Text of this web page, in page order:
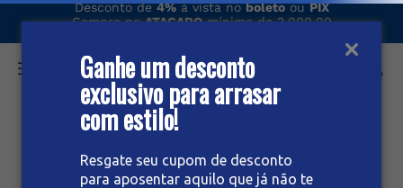
Ganhe um desconto
exclusivo para arrasar
com estilo!
Resgate seu cupom de desconto
para aposentar aquilo que já não te
Desconto de4%à vista noboletoouPIX
Compre noATACADOmínimo de 2.000,00
O que você procura hoje?